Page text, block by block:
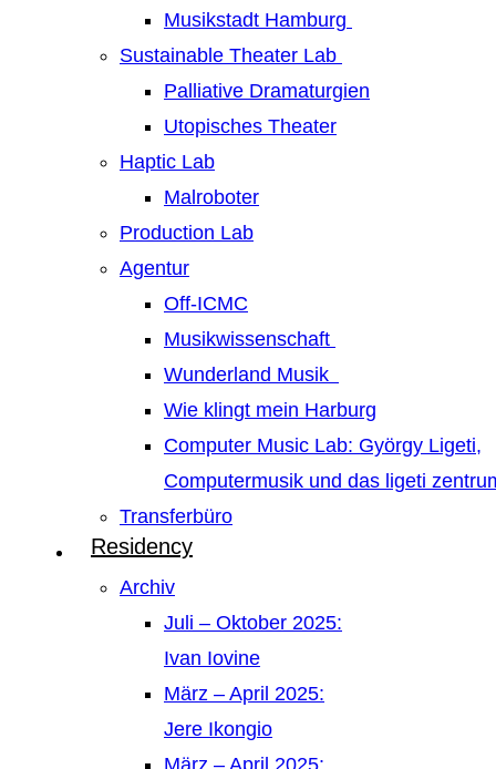
Musikstadt Hamburg
Sustainable Theater Lab
Palliative Dramaturgien
Utopisches Theater
Haptic Lab
Malroboter
Production Lab
Agentur
Off-ICMC
Musikwissenschaft
Wunderland Musik
Wie klingt mein Harburg
Computer Music Lab: György Ligeti,
Computermusik und das ligeti
Transferbüro
Residency
Archiv
Juli – Oktober 2025:
Ivan Iovine
März – April 2025:
Jere Ikongio
März – April 2025: